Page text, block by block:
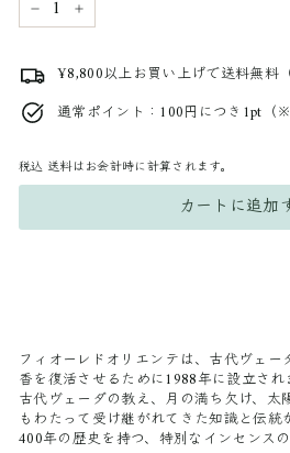
− +
¥8,800以上お買い上げで送料無料
通常ポイント：100円につき1pt（
税込 送料はお会計時に計算されます。
カートに追加
フィオーレドオリエンテは、古代ヴェ
香を復活させるために1988年に設立され
古代ヴェーダの教え、月の満ち欠け、太
もわたって受け継がれてきた知識と伝統
400年の歴史を持つ、特別なインセンス